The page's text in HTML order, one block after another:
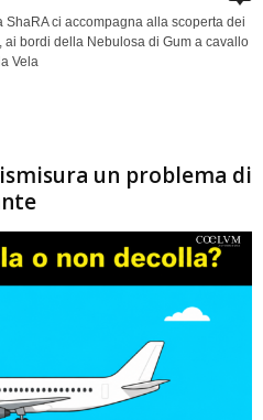
ci accompagna alla scoperta dei
bordi della Nebulosa di Gum a cavallo
Vela
un problema di